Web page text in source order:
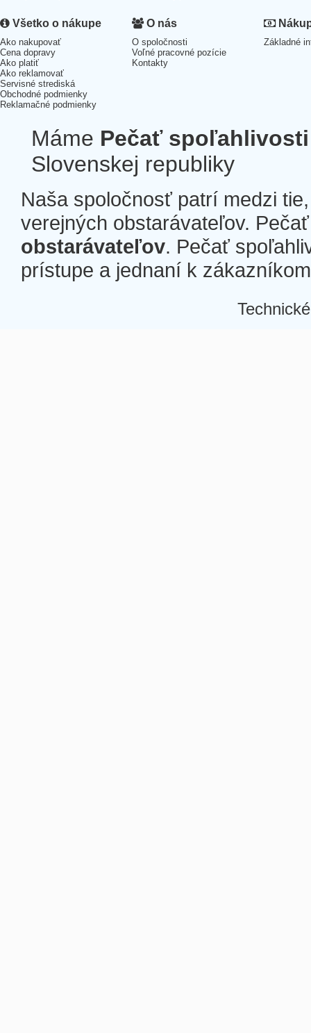
Všetko o nákupe
Ako nakupovať
Cena dopravy
Ako platiť
Ako reklamovať
Servisné strediská
Obchodné podmienky
Reklamačné podmienky
O nás
O spoločnosti
Voľné pracovné pozície
Kontakty
Základné
Máme Pečať spoľahlivosti
Slovenskej republiky
Naša spoločnosť patrí medzi
verejných obstarávateľov.
obstarávateľov. Pečať
prístupe a jednaní k